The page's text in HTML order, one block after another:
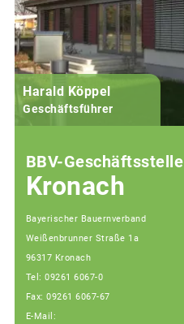
Harald Köppel
Geschäftsführer
BBV-Geschäftsstelle
Kronach
Bayerischer Bauernverband
Weißenbrunner Straße 1a
96317 Kronach
Tel: 09261 6067-0
Fax: 09261 6067-67
E-Mail: